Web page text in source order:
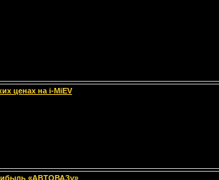
ценах на i-MiEV
«АВТОВАЗу»